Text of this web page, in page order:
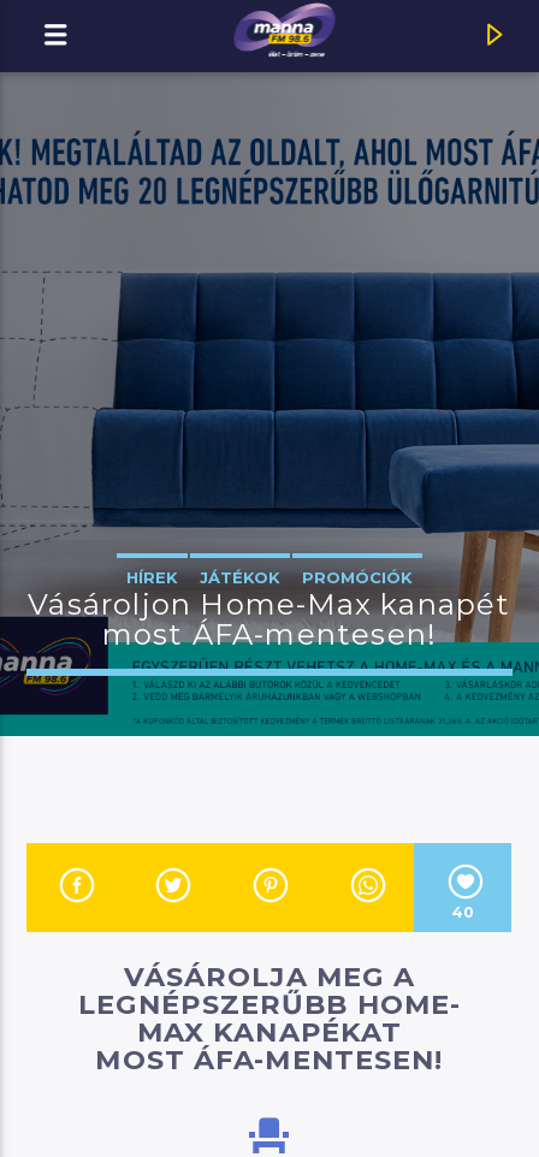
MannaFM
Ember Márk : Hang és Csend
JELENLEGI MŰSOR
MANNA DÉLELŐTT
08:00 12:00
Manna FM
HÍREK JÁTÉKOK PROMÓCIÓK
Vásároljon Home-Max kanapét
most ÁFA-mentesen!
40
VÁSÁROLJA MEG A
LEGNÉPSZERŰBB HOME-
MAX KANAPÉKAT
MOST ÁFA-MENTESEN!